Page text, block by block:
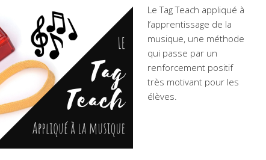
Le Tag Teach appliqué à
l’apprentissage de la
musique, une méthode
qui passe par un
renforcement positif
très motivant pour les
élèves.